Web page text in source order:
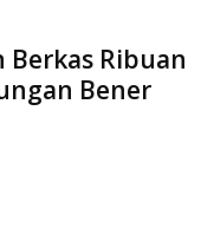
Berkas Ribuan
Bener